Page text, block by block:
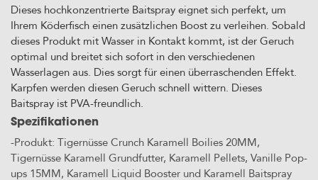
Dieses hochkonzentrierte Baitspray eignet sich perfekt, um
Ihrem Köderfisch einen zusätzlichen Boost zu verleihen. Sobald
dieses Produkt mit Wasser in Kontakt kommt, ist der Geruch
optimal und breitet sich sofort in den verschiedenen
Wasserlagen aus. Dies sorgt für einen überraschenden Effekt.
Karpfen werden diesen Geruch schnell wittern. Dieses
Baitspray ist PVA-freundlich.
Spezifikationen
-Produkt: Tigernüsse Crunch Karamell Boilies 20MM,
Tigernüsse Karamell Grundfutter, Karamell Pellets, Vanille Pop-
ups 15MM, Karamell Liquid Booster und Karamell Baitspray